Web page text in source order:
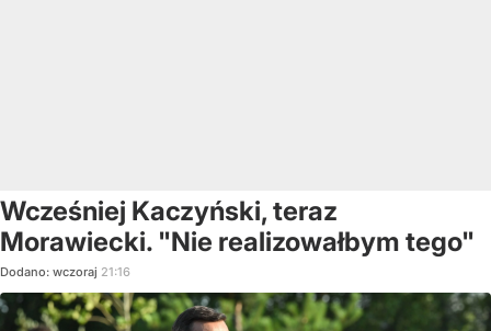
Wcześniej Kaczyński, teraz
Morawiecki. "Nie realizowałbym tego"
Dodano: wczoraj 21:16